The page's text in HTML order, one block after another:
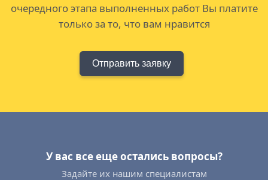
очередного этапа выполненных работ Вы платите
только за то, что вам нравится
Отправить заявку
У вас все еще остались вопросы?
Задайте их нашим специалистам